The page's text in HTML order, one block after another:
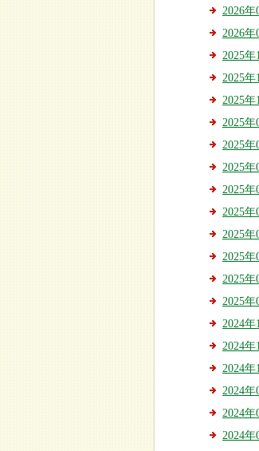
2026年
2026年
2025年
2025年
2025年
2025年
2025年
2025年
2025年
2025年
2025年
2025年
2025年
2025年
2024年
2024年
2024年
2024年
2024年
2024年